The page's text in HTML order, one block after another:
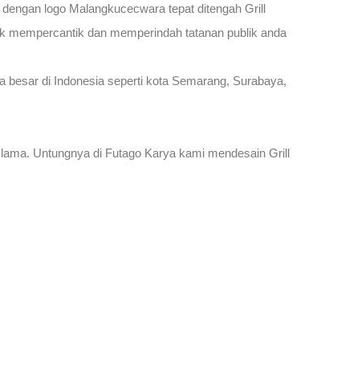
logo Malangkucecwara tepat ditengah Grill
mempercantik dan memperindah tatanan publik anda
di Indonesia seperti kota Semarang, Surabaya,
Untungnya di Futago Karya kami mendesain Grill